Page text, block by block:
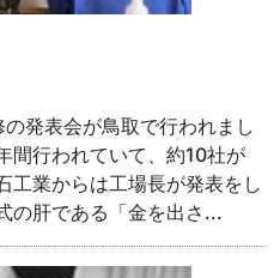
発表会が鳥取で行われまし
行われていて、約10社が
からは工場長が発表をし
肝である「金を出さ...